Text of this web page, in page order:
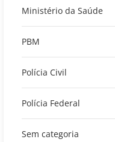
Ministério da Saúde
PBM
Polícia Civil
Polícia Federal
Sem categoria